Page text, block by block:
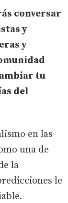
conversar
y
y
tu
del
en las
una de
la
le